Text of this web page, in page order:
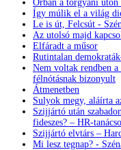
Orbán a torgyáni
Így múlik el a világ
Le is út, Felcsút -
Az utolsó majd
Elfáradt a műsor
Rutintalan
Nem voltak rendben
félnótásnak bizonyult
Átmenetben
Sulyok megy, aláírta
Szijjártó után
fideszes? – HR-
Szijjártó elvtárs –
Mi lesz tegnap? -